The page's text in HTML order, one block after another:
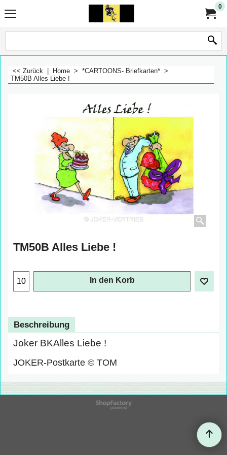
0
<< Zurück Home > *CARTOONS- Briefkarten* >
TM50B Alles Liebe !
TM50B Alles Liebe !
In den Korb
Beschreibung
Joker BKAlles Liebe !
JOKER-Postkarte © TOM
WebShop erstellt mit
ShopFactory Shop